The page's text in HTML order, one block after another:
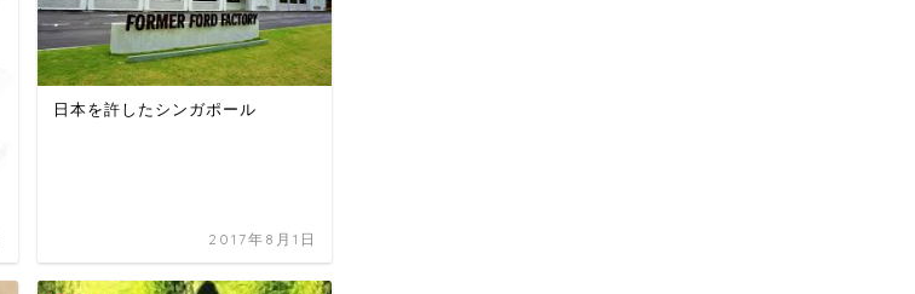
日本を許したシンガポール
2017年8月1日